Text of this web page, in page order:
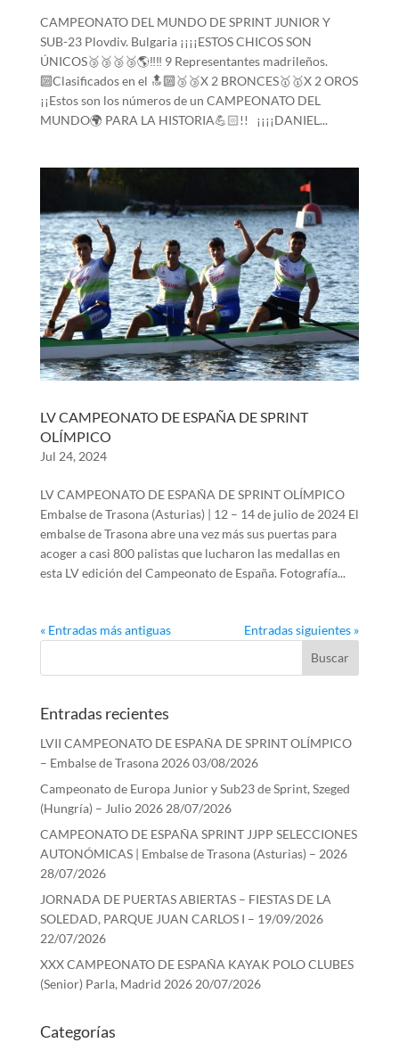
CAMPEONATO DEL MUNDO DE SPRINT JUNIOR Y
SUB-23 Plovdiv. Bulgaria ¡¡¡¡ESTOS CHICOS SON
ÚNICOS🥉🥉🥉🥉🌎‼‼ 9 Representantes madrileños.
🔟Clasificados en el 🔝🔟🥉🥉X 2 BRONCES🥇🥇X 2 OROS
¡¡Estos son los números de un CAMPEONATO DEL
MUNDO🌍 PARA LA HISTORIA💪🏻!! ¡¡¡¡DANIEL...
LV CAMPEONATO DE ESPAÑA DE SPRINT
OLÍMPICO
Jul 24, 2024
LV CAMPEONATO DE ESPAÑA DE SPRINT OLÍMPICO
Embalse de Trasona (Asturias) | 12 – 14 de julio de 2024 El
embalse de Trasona abre una vez más sus puertas para
acoger a casi 800 palistas que lucharon las medallas en
esta LV edición del Campeonato de España. Fotografía...
« Entradas más antiguas Entradas siguientes »
Entradas recientes
LVII CAMPEONATO DE ESPAÑA DE SPRINT OLÍMPICO
– Embalse de Trasona 202603/08/2026
Campeonato de Europa Junior y Sub23 de Sprint, Szeged
(Hungría) – Julio 2026 28/07/2026
CAMPEONATO DE ESPAÑA SPRINT JJPP SELECCIONES
AUTONÓMICAS | Embalse de Trasona (Asturias) – 2026
28/07/2026
JORNADA DE PUERTAS ABIERTAS – FIESTAS DE LA
SOLEDAD, PARQUE JUAN CARLOS I – 19/09/2026
22/07/2026
XXX CAMPEONATO DE ESPAÑA KAYAK POLO CLUBES
(Senior) Parla, Madrid 2026 20/07/2026
Categorías